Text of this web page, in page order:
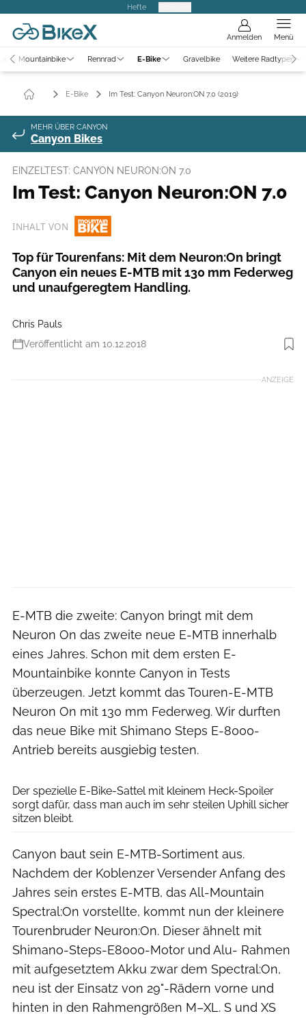
Hefte
Anmelden Menü
Mountainbike Rennrad E-Bike Gravelbike Weitere Radtypen
E-Bike Im Test: Canyon Neuron:ON 7.0 (2019)
MEHR ÜBER CANYON
Canyon Bikes
EINZELTEST: CANYON NEURON:ON 7.0
Im Test: Canyon Neuron:ON 7.0
INHALT VON
Top für Tourenfans: Mit dem Neuron:On bringt
Canyon ein neues E-MTB mit 130 mm Federweg
und unaufgeregtem Handling.
Chris Pauls
Veröffentlicht am 10.12.2018
Foto: Dennis Stratmann
ANZEIGE
E-MTB die zweite: Canyon bringt mit dem
Neuron On das zweite neue E-MTB innerhalb
eines Jahres. Schon mit dem ersten E-
Mountainbike konnte Canyon in Tests
überzeugen. Jetzt kommt das Touren-E-MTB
Neuron On mit 130 mm Federweg. Wir durften
das neue Bike mit Shimano Steps E-8000-
Antrieb bereits ausgiebig testen.
Der spezielle E-Bike-Sattel mit kleinem Heck-Spoiler
sorgt dafür, dass man auch im sehr steilen Uphill sicher
sitzen bleibt.
Canyon baut sein E-MTB-Sortiment aus.
Nachdem der Koblenzer Versender Anfang des
Jahres sein erstes E-MTB, das All-Mountain
Spectral:On vorstellte, kommt nun der kleinere
Tourenbruder Neuron:On. Dieser ähnelt mit
Shimano-Steps-E8000-Motor und Alu- Rahmen
mit aufgesetztem Akku zwar dem Spectral:On,
neu ist der Einsatz von 29"-Rädern vorne und
hinten in den Rahmengrößen M–XL. S und XS